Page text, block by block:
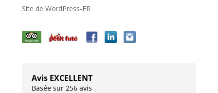
Site de WordPress-FR
Avis EXCELLENT
Basée sur 256 avis